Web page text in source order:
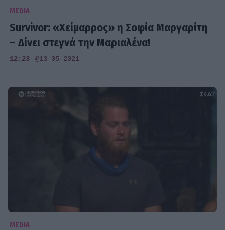
MEDIA
Survivor: «Χείμαρρος» η Σοφία Μαργαρίτη
– Δίνει στεγνά την Μαριαλένα!
12:23 @13-05-2021
MEDIA